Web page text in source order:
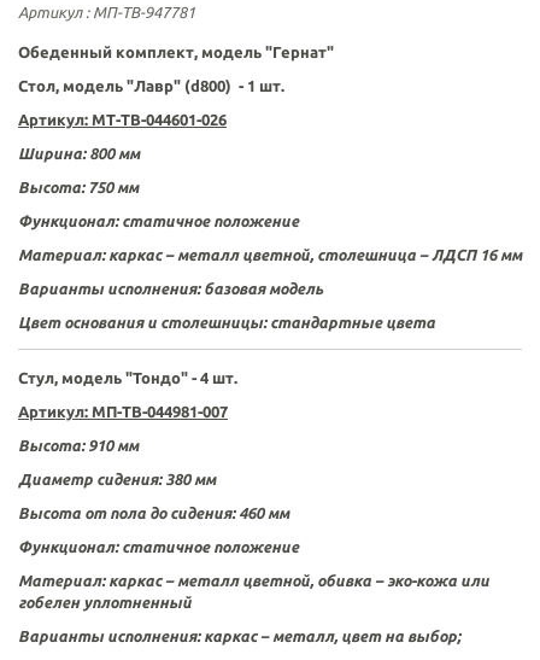
Артикул: МП-ТВ-947781
Обеденный комплект, модель "Гернат"
Стол, модель "Лавр" (d800) - 1 шт.
Артикул: МТ-ТВ-044601-026
Ширина: 800 мм
Высота: 750 мм
Функционал: статичное положение
Материал:каркас – металл цветной, столешница – ЛДСП 16 мм
Варианты исполнения:базовая модель
Цвет основания и столешницы:стандартные цвета
Стул, модель "Тондо" - 4 шт.
Артикул: МП-ТВ-044981-007
Высота: 910 мм
Диаметр сидения: 380 мм
Высота от пола до сидения: 460 мм
Функционал:статичное положение
Материал:каркас – металл цветной, обивка – эко-кожа или
гобелен уплотненный
Варианты исполнения:каркас – металл, цвет на выбор;